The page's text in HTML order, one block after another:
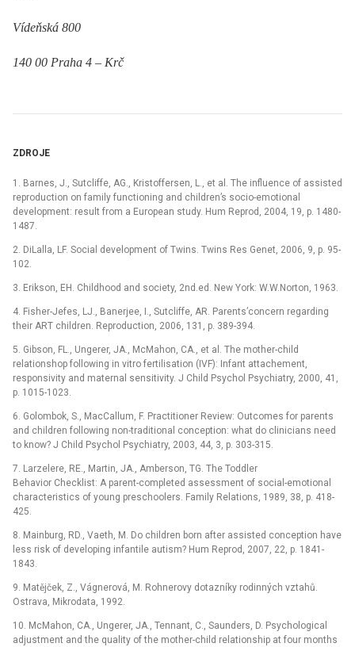
Vídeňská 800
140 00 Praha 4 –⁠ Krč
ZDROJE
1. Barnes, J., Sutcliffe, AG., Kristoffersen, L., et al. The influence of assisted
reproduction on family functioning and children’s socio-emotional
development: result from a European study. Hum Reprod, 2004, 19, p. 1480-
1487.
2. DiLalla, LF. Social development of Twins. Twins Res Genet, 2006, 9, p. 95-
102.
3. Erikson, EH. Childhood and society, 2nd.ed. New York: W.W.Norton, 1963.
4. Fisher-Jefes, LJ., Banerjee, I., Sutcliffe, AR. Parents’concern regarding
their ART children. Reproduction, 2006, 131, p. 389-394.
5. Gibson, FL., Ungerer, JA., McMahon, CA., et al. The mother-child
relationshop following in vitro fertilisation (IVF): Infant attachement,
responsivity and maternal sensitivity. J Child Psychol Psychiatry, 2000, 41,
p. 1015-1023.
6. Golombok, S., MacCallum, F. Practitioner Review: Outcomes for parents
and children following non-traditional conception: what do clinicians need
to know? J Child Psychol Psychiatry, 2003, 44, 3, p. 303-315.
7. Larzelere, RE., Martin, JA., Amberson, TG. The Toddler
Behavior Checklist: A parent-completed assessment of social-emotional
characteristics of young preschoolers. Family Relations, 1989, 38, p. 418-
425.
8. Mainburg, RD., Vaeth, M. Do children born after assisted conception have
less risk of developing infantile autism? Hum Reprod, 2007, 22, p. 1841-
1843.
9. Matějček, Z., Vágnerová, M. Rohnerovy dotazníky rodinných vztahů.
Ostrava, Mikrodata, 1992.
10. McMahon, CA., Ungerer, JA., Tennant, C., Saunders, D. Psychological
adjustment and the quality of the mother-child relationship at four months